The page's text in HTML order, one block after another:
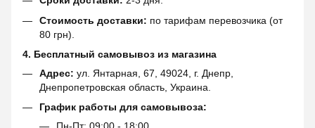
Стоимость доставки: по тарифам перевозчика (от
80 грн).
4. Бесплатный самовывоз из магазина
Адрес: ул. Янтарная, 67, 49024, г. Днепр,
Днепропетровская область, Украина.
График работы для самовывоза: